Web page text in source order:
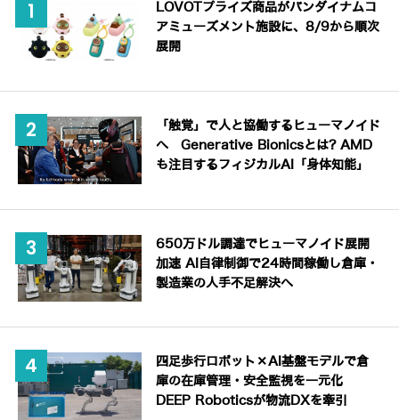
LOVOTプライズ商品がバンダイナムコ
アミューズメント施設に、8/9から順次
展開
「触覚」で人と協働するヒューマノイド
へ Generative Bionicsとは? AMD
も注目するフィジカルAI「身体知能」
650万ドル調達でヒューマノイド展開
加速 AI自律制御で24時間稼働し倉庫・
製造業の人手不足解決へ
四足歩行ロボット×AI基盤モデルで倉
庫の在庫管理・安全監視を一元化
DEEP Roboticsが物流DXを牽引